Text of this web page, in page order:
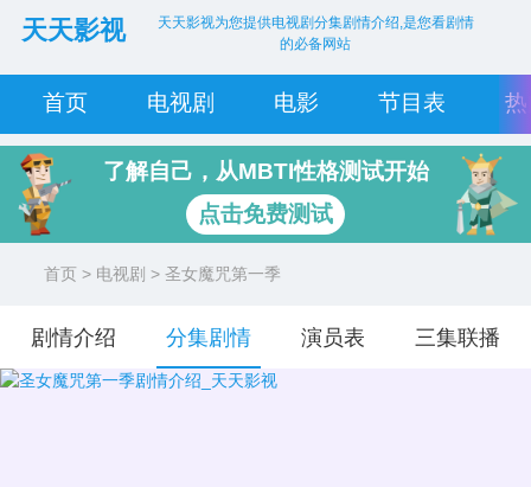
天天影视
天天影视为您提供电视剧分集剧情介绍,是您看剧情
的必备网站
首页 电视剧 电影 节目表
了解自己，从MBTI性格测试开始
点击免费测试
首页 > 电视剧 > 圣女魔咒第一季
剧情介绍 分集剧情 演员表 三集联播